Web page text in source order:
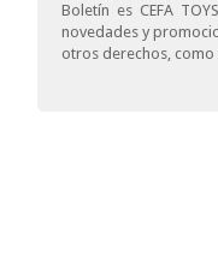
Boletín es CEFA
novedades y
otros derechos,